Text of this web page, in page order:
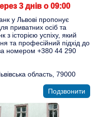
3 днів о 09:00
у Львові пропонує
приватних осіб та
з історією успіху, який
та професійний підхід до
номером +380 44 290
область, 79000
Подзвонити